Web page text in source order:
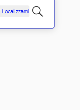
Localizzami